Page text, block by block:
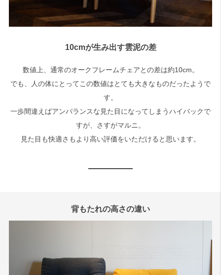
10cmが生み出す雲泥の差
数値上、通常のオークフレームチェアとの差は約10cm。
でも、人の体にとってこの数値はとても大きなものだったようで
す。
一歩間違えばアンバランスな見た目になってしまうハイバックで
すが、さすがマルニ。
見た目も快適さもより高い評価をいただけると思います。
背もたれの高さの違い